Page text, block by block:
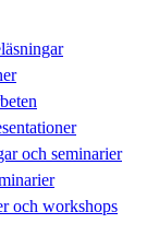
och seminarier
och workshops